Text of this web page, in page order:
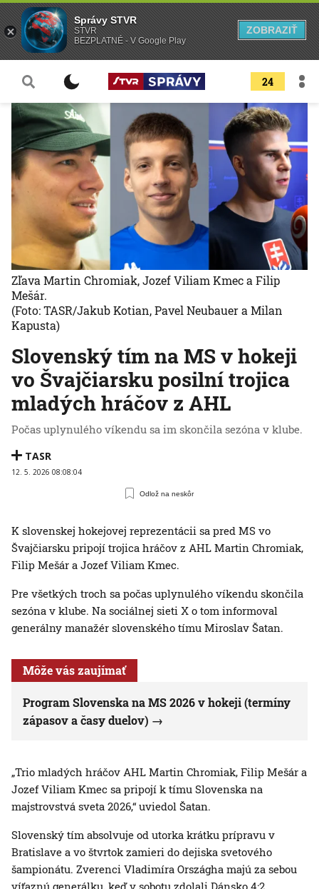
24
Slovenský tím na MS v hokeji
vo Švajčiarsku posilní trojica
mladých hráčov z AHL
Počas uplynulého víkendu sa im skončila sezóna v klube.
TASR
12. 5. 2026 08:08:04
Odlož na neskôr
Zľava Martin Chromiak, Jozef Viliam Kmec a Filip
Mešár.
(Foto: TASR/Jakub Kotian, Pavel Neubauer a Milan
Kapusta)
K slovenskej hokejovej reprezentácii sa pred MS vo
Švajčiarsku pripojí trojica hráčov z AHL Martin Chromiak,
Filip Mešár a Jozef Viliam Kmec.
Pre všetkých troch sa počas uplynulého víkendu skončila
sezóna v klube. Na sociálnej sieti X o tom informoval
generálny manažér slovenského tímu Miroslav Šatan.
Môže vás zaujímať
Program Slovenska na MS 2026 v hokeji (termíny
zápasov a časy duelov)
„Trio mladých hráčov AHL Martin Chromiak, Filip Mešár a
Jozef Viliam Kmec sa pripojí k tímu Slovenska na
majstrovstvá sveta 2026,“ uviedol Šatan.
Slovenský tím absolvuje od utorka krátku prípravu v
Bratislave a vo štvrtok zamieri do dejiska svetového
šampionátu. Zverenci Vladimíra Országha majú za sebou
Správy STVR
STVR
BEZPLATNÉ - V Google Play
ZOBRAZIŤ